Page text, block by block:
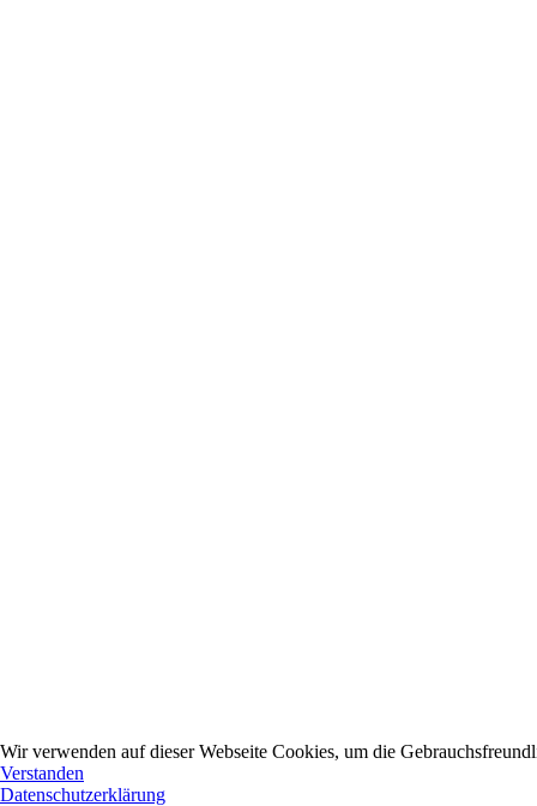
Wir verwenden auf dieser Webseite Cookies, um die
Verstanden
Datenschutzerklärung